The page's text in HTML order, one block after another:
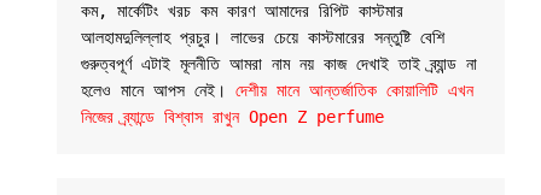
কম, মার্কেটিং খরচ কম কারণ আমাদের রিপিট কাস্টমার
আলহামদুলিল্লাহ প্রচুর। লাভের চেয়ে কাস্টমারের সন্তুষ্টি বেশি
গুরুত্বপূর্ণ এটাই মূলনীতি আমরা নাম নয় কাজ দেখাই তাই ব্র্যান্ড না
হলেও মানে আপস নেই। দেশীয় মানে আন্তর্জাতিক কোয়ালিটি এখন
নিজের ব্র্যান্ডে বিশ্বাস রাখুন Open Z perfume